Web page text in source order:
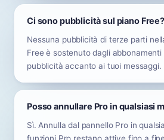
Ci sono pubblicità sul piano Free?
Nessuna pubblicità di terze parti
Free è sostenuto dagli abbonamenti
pubblicità accanto ai tuoi messaggi.
Posso annullare Pro in qualsiasi
Sì. Annulla dal pannello Pro in